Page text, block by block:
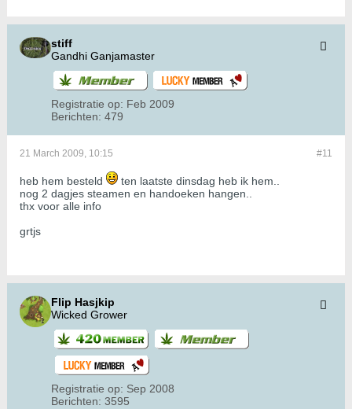
stiff
Gandhi Ganjamaster
Registratie op: Feb 2009
Berichten: 479
#11
21 March 2009, 10:15
heb hem besteld
ten laatste dinsdag heb ik hem..
nog 2 dagjes steamen en handoeken hangen..
thx voor alle info
grtjs
Flip Hasjkip
Wicked Grower
Registratie op: Sep 2008
Berichten: 3595